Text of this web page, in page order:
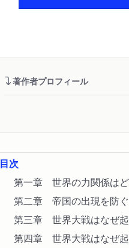
著作者プロフィール
目次
第一章 世界の力関係は
第二章 帝国の出現を防
第三章 世界大戦はなぜ
第四章 世界大戦はなぜ